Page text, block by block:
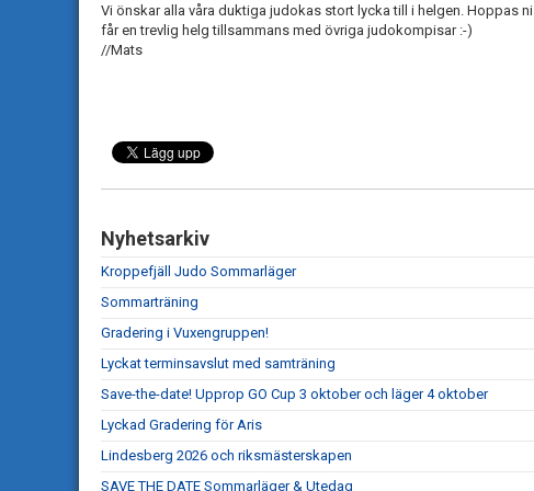
Vi önskar alla våra duktiga judokas stort lycka till i helgen. Hoppas ni
får en trevlig helg tillsammans med övriga judokompisar :-)
//Mats
Nyhetsarkiv
Kroppefjäll Judo Sommarläger
Sommarträning
Gradering i Vuxengruppen!
Lyckat terminsavslut med samträning
Save-the-date! Upprop GO Cup 3 oktober och läger 4 oktober
Lyckad Gradering för Aris
Lindesberg 2026 och riksmästerskapen
SAVE THE DATE Sommarläger & Utedag